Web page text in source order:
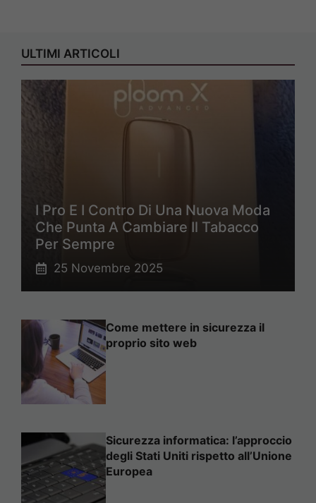
ULTIMI ARTICOLI
I Pro E I Contro Di Una Nuova Moda
Che Punta A Cambiare Il Tabacco
Per Sempre
25 Novembre 2025
Come mettere in sicurezza il
proprio sito web
Sicurezza informatica: l’approccio
degli Stati Uniti rispetto all’Unione
Europea